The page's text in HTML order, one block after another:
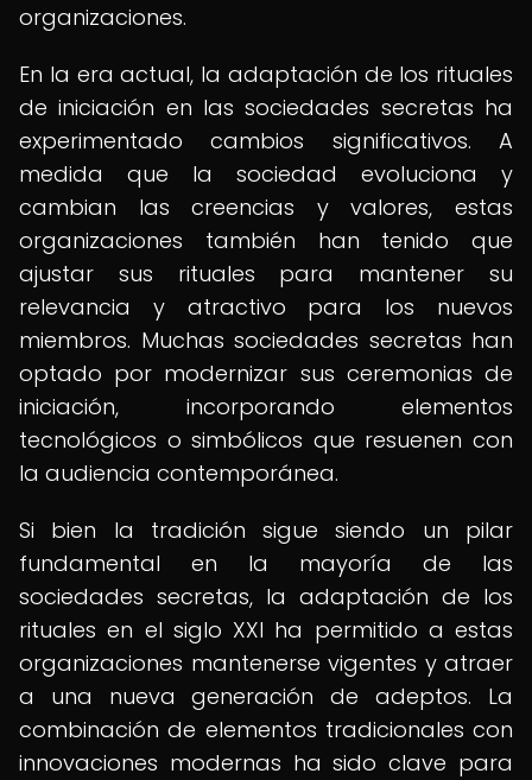
organizaciones.
En la era actual, la adaptación de los rituales
de iniciación en las sociedades secretas ha
experimentado cambios significativos. A
medida que la sociedad evoluciona y
cambian las creencias y valores, estas
organizaciones también han tenido que
ajustar sus rituales para mantener su
relevancia y atractivo para los nuevos
miembros. Muchas sociedades secretas han
optado por modernizar sus ceremonias de
iniciación, incorporando elementos
tecnológicos o simbólicos que resuenen con
la audiencia contemporánea.
Si bien la tradición sigue siendo un pilar
fundamental en la mayoría de las
sociedades secretas, la adaptación de los
rituales en el siglo XXI ha permitido a estas
organizaciones mantenerse vigentes y atraer
a una nueva generación de adeptos. La
combinación de elementos tradicionales con
innovaciones modernas ha sido clave para